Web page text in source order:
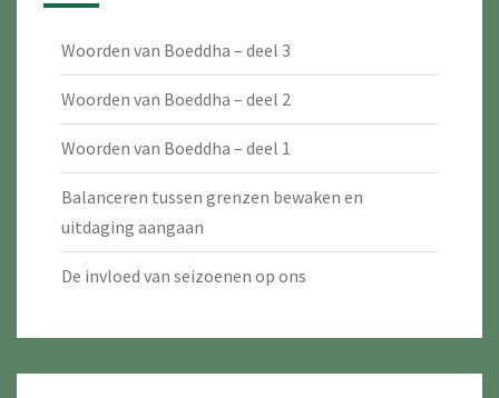
Woorden van Boeddha – deel 3
Woorden van Boeddha – deel 2
Woorden van Boeddha – deel 1
Balanceren tussen grenzen bewaken en
uitdaging aangaan
De invloed van seizoenen op ons